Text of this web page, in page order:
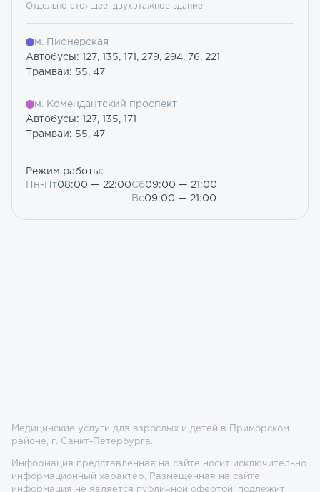
Отдельно стоящее, двухэтажное здание
м. Пионерская
Автобусы: 127, 135, 171, 279, 294, 76, 221
Трамваи: 55, 47
м. Комендантский проспект
Автобусы: 127, 135, 171
Трамваи: 55, 47
Режим работы:
Пн-Пт08:00 — 22:00Сб09:00 — 21:00
Вс09:00 — 21:00
Медицинские услуги для взрослых и детей в Приморском
районе, г. Санкт-Петербурга.
Информация представленная на сайте носит исключительно
информационный характер. Размещенная на сайте
информация не является публичной офертой, подлежит